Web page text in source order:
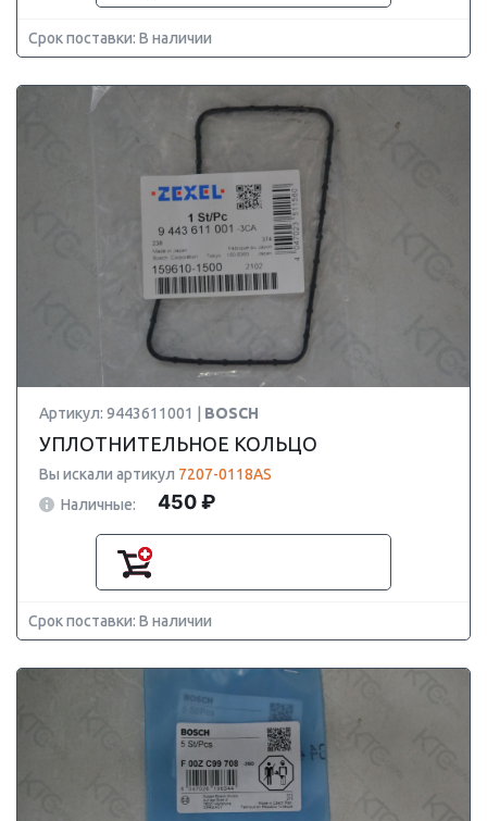
Срок поставки: В наличии
Артикул: 9443611001 | BOSCH
УПЛОТНИТЕЛЬНОЕ КОЛЬЦО
Вы искали артикул 7207-0118AS
Наличные:
450 ₽
Срок поставки: В наличии